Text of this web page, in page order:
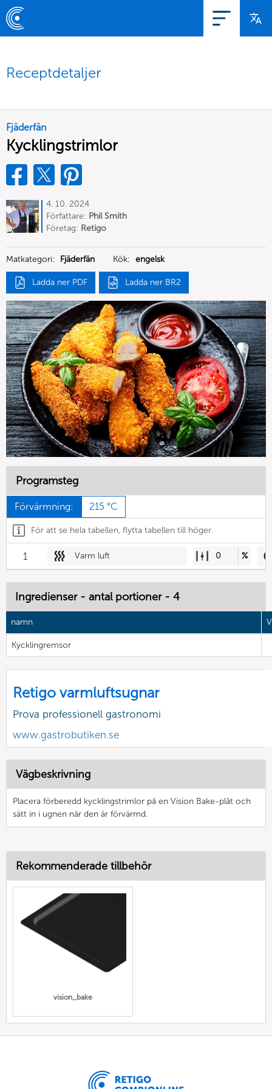
Receptdetaljer
Fjäderfän
Kycklingstrimlor
4. 10. 2024
Författare: Phil Smith
Företag: Retigo
Matkategori: Fjäderfän Kök: engelsk
Ladda ner PDF Ladda ner BR2
Programsteg
Förvärmning: 215 °C
För att se hela tabellen, flytta tabellen till höger.
1 Varm luft 0 %
Ingredienser - antal portioner - 4
namn
Kycklingremsor
Retigo varmluftsugnar
Prova professionell gastronomi
www.gastrobutiken.se
Vägbeskrivning
Placera förberedd kycklingstrimlor på en Vision Bake-plåt och
sätt in i ugnen när den är förvärmd.
Rekommenderade tillbehör
vision_bake